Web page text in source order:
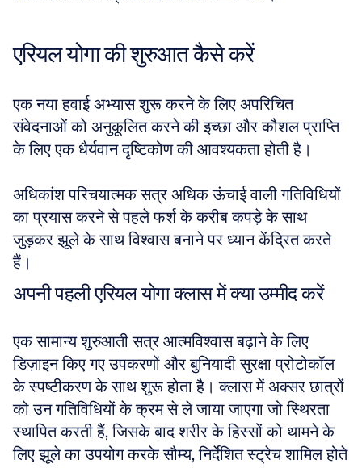
एरियल योगा की शुरुआत कैसे करें
एक नया हवाई अभ्यास शुरू करने के लिए अपरिचित
संवेदनाओं को अनुकूलित करने की इच्छा और कौशल प्राप्ति
के लिए एक धैर्यवान दृष्टिकोण की आवश्यकता होती है।
अधिकांश परिचयात्मक सत्र अधिक ऊंचाई वाली गतिविधियों
का प्रयास करने से पहले फर्श के करीब कपड़े के साथ
जुड़कर झूले के साथ विश्वास बनाने पर ध्यान केंद्रित करते
हैं।
अपनी पहली एरियल योगा क्लास में क्या उम्मीद करें
एक सामान्य शुरुआती सत्र आत्मविश्वास बढ़ाने के लिए
डिज़ाइन किए गए उपकरणों और बुनियादी सुरक्षा प्रोटोकॉल
के स्पष्टीकरण के साथ शुरू होता है। क्लास में अक्सर छात्रों
को उन गतिविधियों के क्रम से ले जाया जाएगा जो स्थिरता
स्थापित करती हैं, जिसके बाद शरीर के हिस्सों को थामने के
लिए झूले का उपयोग करके सौम्य, निर्देशित स्ट्रेच शामिल होते